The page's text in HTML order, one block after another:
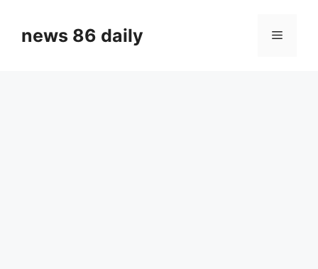
contentnews 86 daily Menu